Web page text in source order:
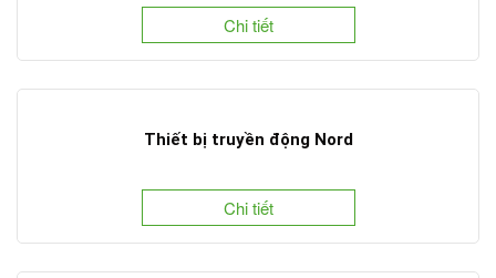
Chi tiết
Thiết bị truyền động Nord
Chi tiết